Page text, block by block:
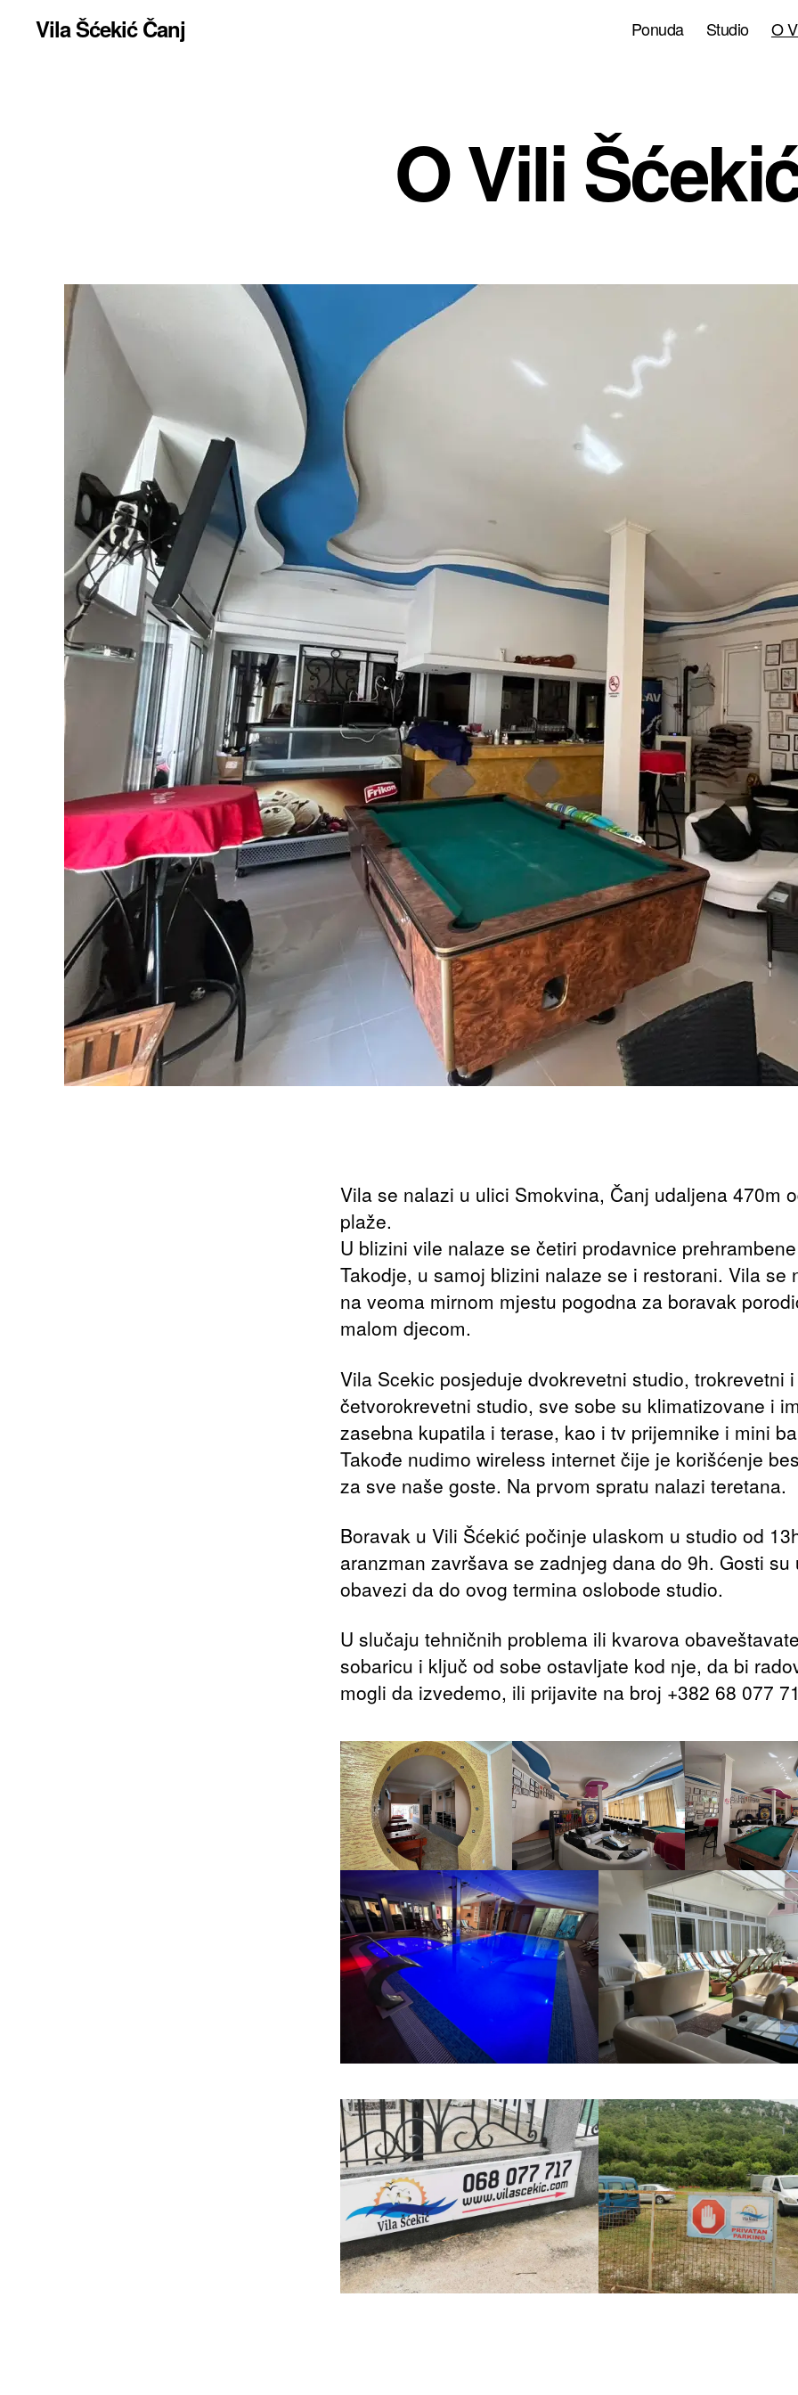
Vila Šćekić Čanj Ponuda Studio O
O Vili
Vila se nalazi u ulici Smokvina, Čanj udaljena 470m
plaže.
U blizini vile nalaze se četiri prodavnice
Takodje, u samoj blizini nalaze se i restorani. Vila se
na veoma mirnom mjestu pogodna za boravak
malom djecom.
Vila Scekic posjeduje dvokrevetni studio, trokrevetni i
četvorokrevetni studio, sve sobe su klimatizovane i
zasebna kupatila i terase, kao i tv prijemnike i mini
Takođe nudimo wireless internet čije je korišćenje
za sve naše goste. Na prvom spratu nalazi teretana.
Boravak u Vili Šćekić počinje ulaskom u studio od
aranzman završava se zadnjeg dana do 9h. Gosti su
obavezi da do ovog termina oslobode studio.
U slučaju tehničnih problema ili kvarova
sobaricu i ključ od sobe ostavljate kod nje, da bi
mogli da izvedemo, ili prijavite na broj +382 68 077